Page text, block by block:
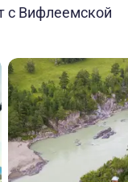
с Вифлеемской